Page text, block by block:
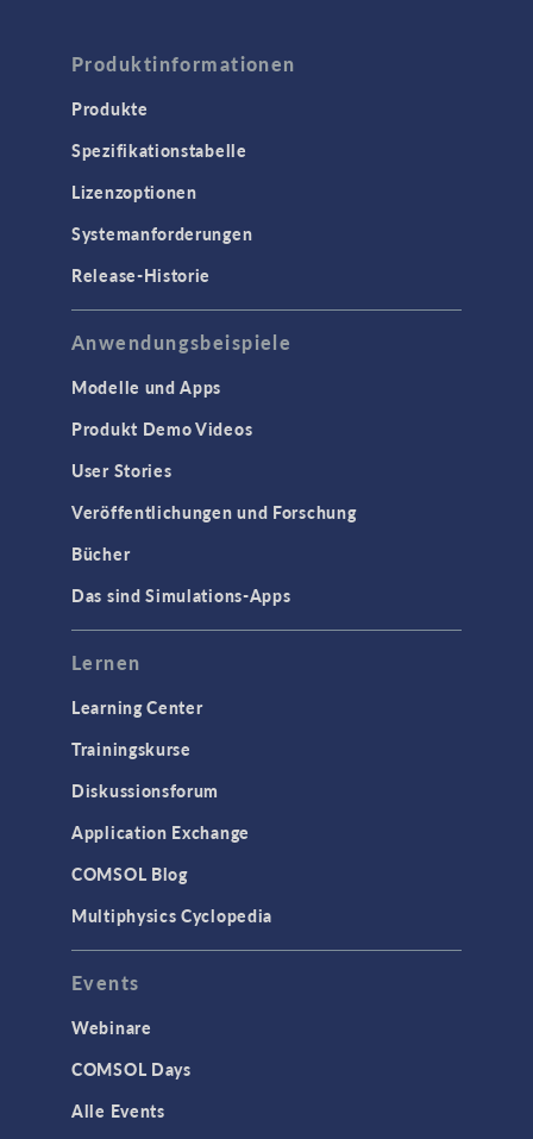
Produktinformationen
Produkte
Spezifikationstabelle
Lizenzoptionen
Systemanforderungen
Release-Historie
Anwendungsbeispiele
Modelle und Apps
Produkt Demo Videos
User Stories
Veröffentlichungen und Forschung
Bücher
Das sind Simulations-Apps
Lernen
Learning Center
Trainingskurse
Diskussionsforum
Application Exchange
COMSOL Blog
Multiphysics Cyclopedia
Events
Webinare
COMSOL Days
Alle Events